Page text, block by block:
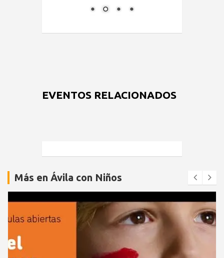
EVENTOS RELACIONADOS
Más en Ávila con Niños